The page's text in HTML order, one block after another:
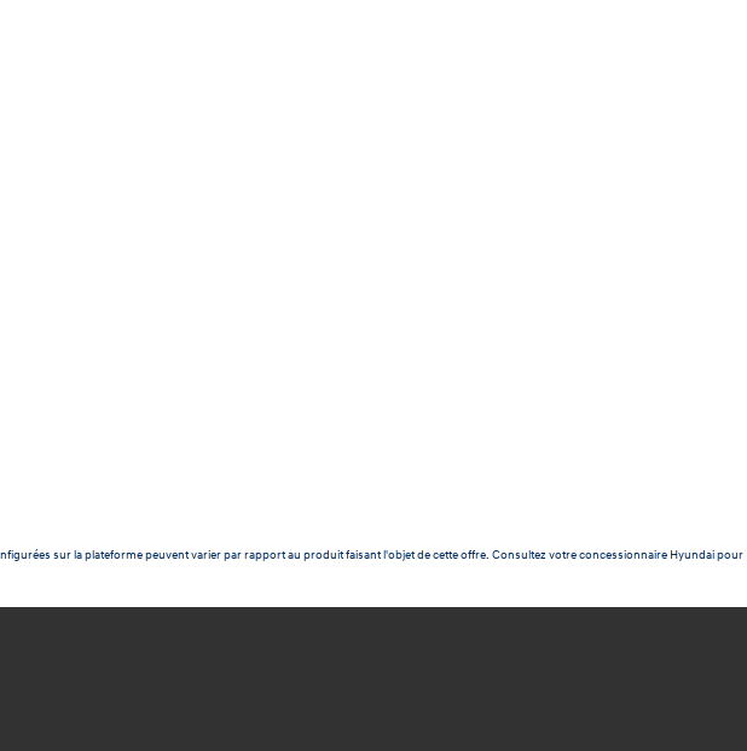
sur la plateforme peuvent varier par rapport au produit faisant l'objet de cette offre. Consultez votre concessionnaire Hyundai pour